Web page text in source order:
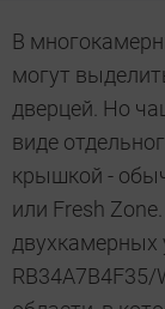
В
могут
дверцей. Но
виде
крышкой -
или Fresh
двухкамерных
RB34A7B4F35/